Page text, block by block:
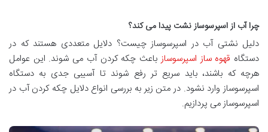
چرا آب از اسپرسوساز نشت پیدا می کند؟
دلیل نشتی آب در اسپرسوساز چیست؟ دلایل متعددی هستند که در
دستگاه قهوه ساز اسپرسوسازباعث چکه کردن آب می شوند. این عوامل
هرچه که باشند، باید سریع تر رفع شوند تا آسیبی جدی به دستگاه
اسپرسوساز وارد نشود. در متن زیر به بررسی انواع دلایل چکه کردن آب در
اسپرسوساز می پردازیم.